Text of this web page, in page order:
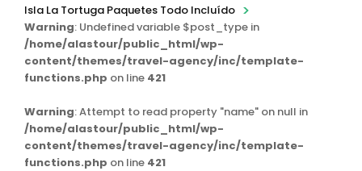
Isla La Tortuga Paquetes Todo Incluído >
Warning: Undefined variable $post_type in
/home/alastour/public_html/wp-
content/themes/travel-agency/inc/template-
functions.php on line 421
Warning: Attempt to read property "name" on null in
/home/alastour/public_html/wp-
content/themes/travel-agency/inc/template-
functions.php on line 421